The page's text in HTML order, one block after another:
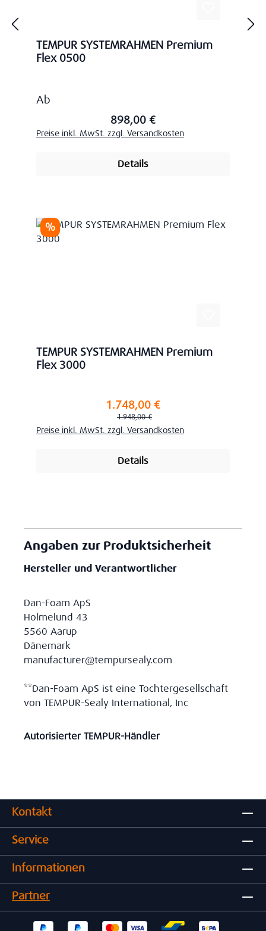
TEMPUR SYSTEMRAHMEN Premium
Flex 0500
Regulärer Preis:
Ab
898,00 €
Preise inkl. MwSt. zzgl. Versandkosten
Details
Rabatt
%
TEMPUR SYSTEMRAHMEN Premium
Flex 3000
Verkaufspreis:1.748,00 €
Regulärer Preis:
1.948,00 €
Preise inkl. MwSt. zzgl. Versandkosten
Details
Angaben zur Produktsicherheit
Hersteller und Verantwortlicher
Dan-Foam ApS
Holmelund 43
5560 Aarup
Dänemark
manufacturer@tempursealy.com
**Dan-Foam ApS ist eine Tochtergesellschaft
von TEMPUR-Sealy International, Inc
Autorisierter TEMPUR-Händler
Kontakt
Service
Informationen
Partner